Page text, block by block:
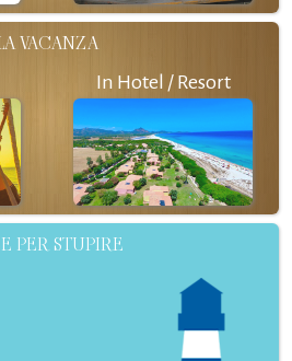
VACANZA
In Hotel / Resort
PER STUPIRE